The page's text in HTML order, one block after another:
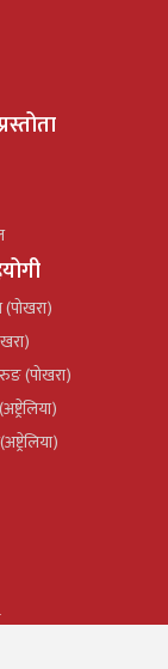
(पोखरा)